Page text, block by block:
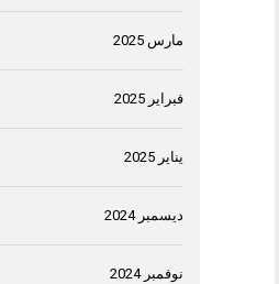
مارس 2025
فبراير 2025
يناير 2025
ديسمبر 2024
نوفمبر 2024